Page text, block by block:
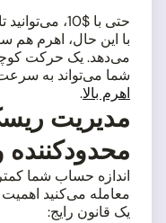
حتی با $10، می‌توانید تا $10,000 در بازار را کنترل کنید.
با این حال، اهرم هم
می‌دهد. یک حرکت
شما می‌تواند به
اهرم بالا.
مدیریت
محدودکننده
اندازه حساب شما
معامله می‌کنید اهمیت
یک قانون رایج: